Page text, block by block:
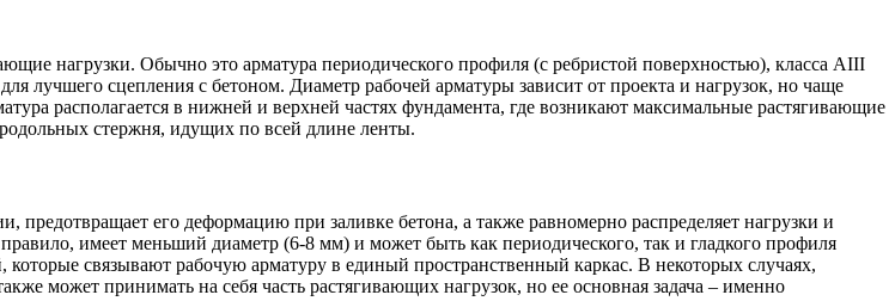
нагрузки. Обычно это арматура периодического профиля (с ребристой поверхностью), класса АIII
лучшего сцепления с бетоном. Диаметр рабочей арматуры зависит от проекта и нагрузок, но чаще
располагается в нижней и верхней частях фундамента, где возникают максимальные растягивающие
стержня, идущих по всей длине ленты.
его деформацию при заливке бетона, а также равномерно распределяет нагрузки и
имеет меньший диаметр (6-8 мм) и может быть как периодического, так и гладкого профиля
связывают рабочую арматуру в единый пространственный каркас. В некоторых случаях,
может принимать на себя часть растягивающих нагрузок, но ее основная задача – именно